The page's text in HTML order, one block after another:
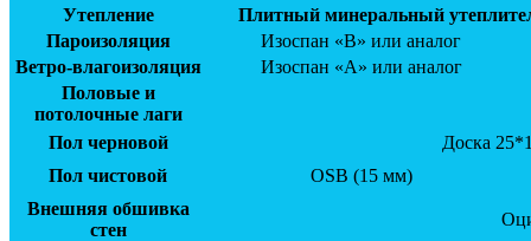
Утепление
Плитный минеральный
Пароизоляция
Изоспан «В» или аналог
Ветро-влагоизоляция
Изоспан «А» или аналог
Половые и
потолочные лаги
Пол черновой
Доска
Пол чистовой
OSB (15 мм)
Внешняя обшивка
стен